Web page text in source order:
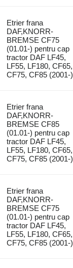
Etrier frana
DAF,KNORR-
BREMSE CF75
(01.01-) pentru cap
tractor DAF LF45,
LF55, LF180, CF65,
CF75, CF85 (2001-)
Etrier frana
DAF,KNORR-
BREMSE CF85
(01.01-) pentru cap
tractor DAF LF45,
LF55, LF180, CF65,
CF75, CF85 (2001-)
Etrier frana
DAF,KNORR-
BREMSE CF75
(01.01-) pentru cap
tractor DAF LF45,
LF55, LF180, CF65,
CF75, CF85 (2001-)